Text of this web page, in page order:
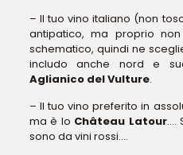
– Il tuo vino italiano (non
antipatico, ma proprio
schematico, quindi ne
includo anche nord e
Aglianico del Vulture.
– Il tuo vino preferito in
ma è lo Château Latour….
sono da vini rossi….